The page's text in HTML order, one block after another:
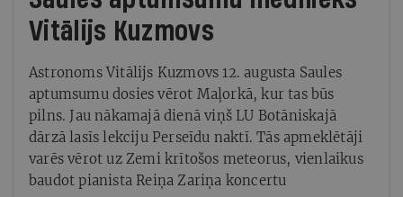
Vitālijs Kuzmovs
Astronoms Vitālijs Kuzmovs 12. augusta Saules
aptumsumu dosies vērot Maļorkā, kur tas būs
pilns. Jau nākamajā dienā viņš LU Botāniskajā
dārzā lasīs lekciju Perseīdu naktī. Tās apmeklētāji
varēs vērot uz Zemi krītošos meteorus, vienlaikus
baudot pianista Reiņa Zariņa koncertu